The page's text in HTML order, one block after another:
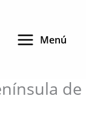
Menú
de